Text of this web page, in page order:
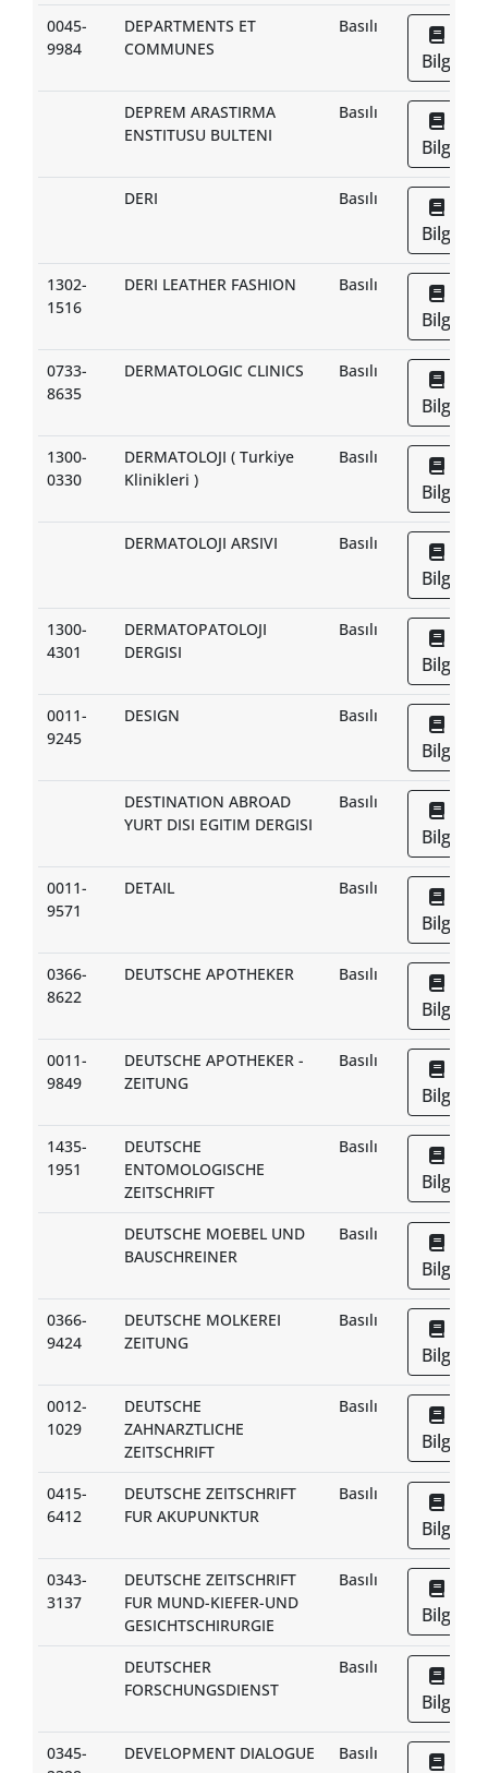
0045-
9984
DEPARTMENTS ET
COMMUNES
Basılı
Bilgi
DEPREM ARASTIRMA
ENSTITUSU BULTENI
Basılı
Bilgi
DERI Basılı
Bilgi
1302-
1516
DERI LEATHER FASHION Basılı
Bilgi
0733-
8635
DERMATOLOGIC CLINICS Basılı
Bilgi
1300-
0330
DERMATOLOJI ( Turkiye
Klinikleri )
Basılı
Bilgi
DERMATOLOJI ARSIVI Basılı
Bilgi
1300-
4301
DERMATOPATOLOJI
DERGISI
Basılı
Bilgi
0011-
9245
DESIGN Basılı
Bilgi
DESTINATION ABROAD
YURT DISI EGITIM DERGISI
Basılı
Bilgi
0011-
9571
DETAIL Basılı
Bilgi
0366-
8622
DEUTSCHE APOTHEKER Basılı
Bilgi
0011-
9849
DEUTSCHE APOTHEKER -
ZEITUNG
Basılı
Bilgi
1435-
1951
DEUTSCHE
ENTOMOLOGISCHE
ZEITSCHRIFT
Basılı
Bilgi
DEUTSCHE MOEBEL UND
BAUSCHREINER
Basılı
Bilgi
0366-
9424
DEUTSCHE MOLKEREI
ZEITUNG
Basılı
Bilgi
0012-
1029
DEUTSCHE
ZAHNARZTLICHE
ZEITSCHRIFT
Basılı
Bilgi
0415-
6412
DEUTSCHE ZEITSCHRIFT
FUR AKUPUNKTUR
Basılı
Bilgi
0343-
3137
DEUTSCHE ZEITSCHRIFT
FUR MUND-KIEFER-UND
GESICHTSCHIRURGIE
Basılı
Bilgi
DEUTSCHER
FORSCHUNGSDIENST
Basılı
Bilgi
0345-
DEVELOPMENT DIALOGUE Basılı